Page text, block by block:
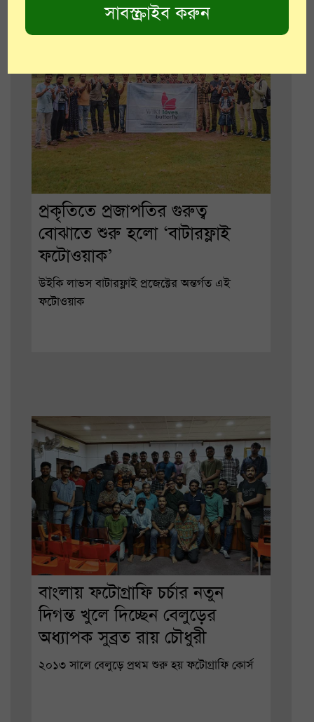
প্রকৃতিতে প্রজাপতির গুরুত্ব
বোঝাতে শুরু হলো ‘বাটারফ্লাই
ফটোওয়াক’
উইকি লাভস বাটারফ্লাই প্রজেক্টের অন্তর্গত এই
ফটোওয়াক
বাংলায় ফটোগ্রাফি চর্চার নতুন
দিগন্ত খুলে দিচ্ছেন বেলুড়ের
অধ্যাপক সুব্রত রায় চৌধুরী
২০১৩ সালে বেলুড়ে প্রথম শুরু হয় ফটোগ্রাফি কোর্স